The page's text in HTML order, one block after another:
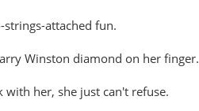
attached fun.
Winston diamond on her finger.
her, she just can't refuse.